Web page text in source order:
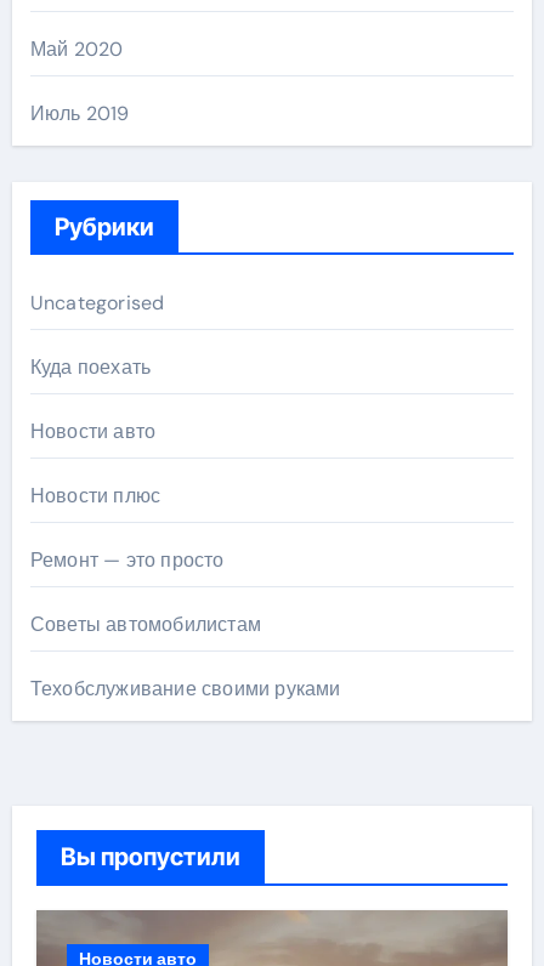
Май 2020
Июль 2019
Рубрики
Uncategorised
Куда поехать
Новости авто
Новости плюс
Ремонт — это просто
Советы автомобилистам
Техобслуживание своими руками
Вы пропустили
Новости авто